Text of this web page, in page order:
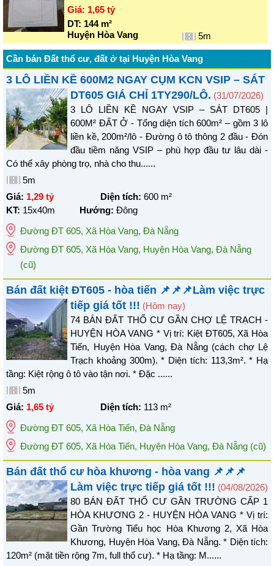
Giá: 1,65 tỷ
DT: 144 m²
Huyện Hòa Vang
5m
Cần bán Đất thổ cư, đất ở tại Huyện Hòa Vang
3 LÔ LIỀN KỀ 600M2 NGAY CỤM KCN VSIP – SÁT
DT605 GIÁ CHỈ 1TY290/LÔ. (31/07/2026)
3 LÔ LIỀN KỀ NGAY VSIP – SÁT DT605 |
600M² ĐẤT Ở - Tổng diện tích 600m² – gồm 3 lô
liền kề, 200m²/lô - Đường ô tô thông 2 đầu - Đón
đầu tiềm năng VSIP – phù hợp đầu tư lâu dài -
Có thể xây phòng trọ, nhà cho thu......
5m
Giá: 1,29 tỷ Diện tích: 600 m²
KT: 15x40m Hướng: Đông
Đường ĐT 605, Xã Hòa Vang, Đà Nẵng
Đường ĐT 605, Xã Hòa Vang, Huyện Hòa Vang, Đà Nẵng
(cũ)
Bán đất kiệt ĐT605 - hòa tiến 📌📌📌Làm việc trực
tiếp giá tốt !!! (Hôm nay)
74 BÁN ĐẤT THỔ CƯ GẦN CHỢ LỆ TRẠCH -
HUYỆN HÒA VANG * Vị trí: Kiệt ĐT605, Xã Hòa
Tiến, Huyện Hòa Vang, Đà Nẵng (cách chợ Lệ
Trạch khoảng 300m). * Diện tích: 113,3m². * Hạ
tầng: Kiệt rộng ô tô vào tận nơi. * Đặc ......
5m
Giá: 1,65 tỷ Diện tích: 113 m²
Đường ĐT 605, Xã Hòa Tiến, Đà Nẵng
Đường ĐT 605, Xã Hòa Tiến, Huyện Hòa Vang, Đà Nẵng (cũ)
Bán đất thổ cư hòa khương - hòa vang 📌📌📌
Làm việc trực tiếp giá tốt !!! (04/08/2026)
80 BÁN ĐẤT THỔ CƯ GẦN TRƯỜNG CẤP 1
HÒA KHƯƠNG 2 - HUYỆN HÒA VANG * Vị trí:
Gần Trường Tiểu học Hòa Khương 2, Xã Hòa
Khương, Huyện Hòa Vang, Đà Nẵng. * Diện tích:
120m² (mặt tiền rộng 7m, full thổ cư). * Hạ tầng: M......